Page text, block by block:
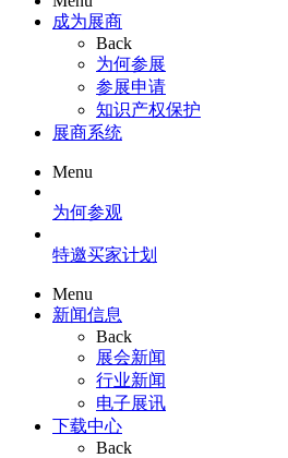
成为展商
Back
为何参展
参展申请
知识产权保护
展商系统
Menu
为何参观
特邀买家计划
Menu
新闻信息
Back
展会新闻
行业新闻
电子展讯
下载中心
Back